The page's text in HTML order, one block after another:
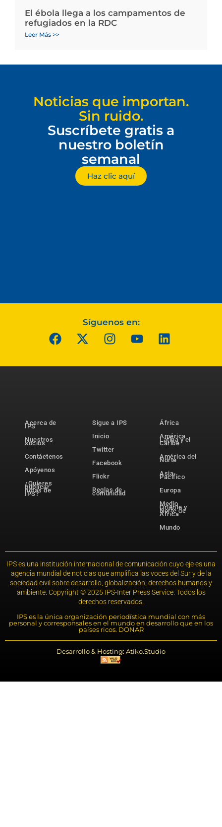
El ébola llega a los campamentos de
refugiados en la RDC
Leer Más >>
Noticias que importan.
Sin ruido.
Suscríbete gratis a
nuestro boletín
semanal
Haz clic aquí
Síguenos en:
Acerca de
IPS
Nuestros
socios
Contáctenos
Apóyenos
¿Quieres
publicar
notas de
IPS?
Sigue a IPS
Inicio
Twitter
Facebook
Flickr
Reglas de
comunidad
África
América
Latina y el
Caribe
América del
Norte
Asia-
Pacífico
Europa
Medio
Oriente y
Norte de
África
Mundo
IPS es una institución internacional de comunicación cuyo eje es una
agencia mundial de noticias que amplifica las voces del Sur y de la
sociedad civil sobre desarrollo, globalización, derechos humanos y
ambiente. Copyright © 2025 IPS-Inter Press Service. Todos los
derechos reservados.
IPS es la única organización periodística mundial con más
personal y corresponsales en el mundo en desarrollo que en los
países ricos. DONAR
Desarrollo & Hosting: Atiko.Studio